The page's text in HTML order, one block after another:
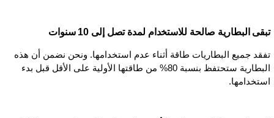
تبقى البطارية صالحة للاستخدام لمدة تصل إلى 10 سنوات
تفقد جميع البطاريات طاقة أثناء عدم استخدامها. ونحن نضمن أن هذه
البطارية ستحتفظ بنسبة 80% من طاقتها الأولية على الأقل قبل بدء
استخدامها.